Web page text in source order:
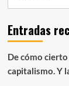
en
contra
Ortega
Entradas
De cómo
capitalismo. Y